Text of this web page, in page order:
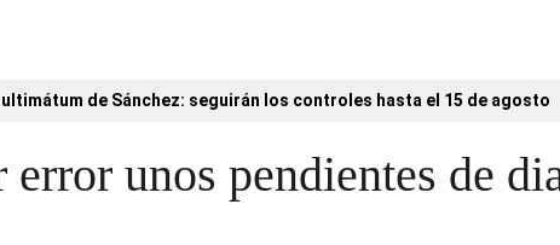
ultimátum de Sánchez: seguirán los controles hasta el 15 de agosto
unos pendientes de